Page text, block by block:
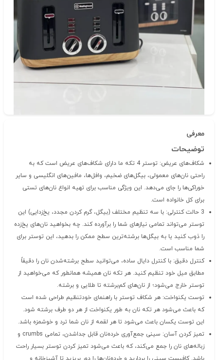
دسته‌بندی محصولات وستینگ هاوس
معرفی
توضیحات
شکاف‌های عریض: توستر 4 تکه ما دارای شکاف‌های عریض است که به
راحتی نان‌های معمولی، بیگل‌های ضخیم، وافل‌ها، مافین‌های انگلیسی و سایر
خوراکی‌ها را جای می‌دهد. این ویژگی مناسب برای تهیه انواع نان‌های تستی
برای کل خانواده است.
3 حالت کنترلی: با سه تنظیم مختلف (بیگل، گرم کردن مجدد، یخ‌زدایی) این
توستر می‌تواند تمامی نیازهای شما را برآورده کند. چه بخواهید نان‌های یخ‌زده
را ذوب کنید یا به بیگل‌ها برشته‌ترین سطح ممکن را بدهید، این توستر برای
شما مناسب است.
کنترل دقیق: با کنترل دایال ساده، می‌توانید سطح برشته‌شدن نان را دقیقاً
مطابق میل خود تنظیم کنید. هر تکه نان همیشه همانطور که می‌خواهید از
توستر خارج می‌شود؛ از نان‌های کم‌برشته تا طلایی و برشته.
توست یکنواخت: هر شکاف توستر با راهنمای خودتنظیم طراحی شده است
که باعث می‌شود هر تکه نان به طور یکنواخت از هر دو طرف برشته شود.
این توست یکسان باعث می‌شود تا هر لقمه از نان شما ترد و خوشمزه باشد.
تمیز کردن آسان: سینی جمع‌آوری خرده‌نان قابل جداشدن، تمامی crumbs و
زباله‌های نان را جمع می‌کند، که باعث می‌شود تمیز کردن توستر بسیار راحت